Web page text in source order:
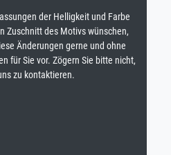
der Helligkeit und Farbe
Zuschnitt des Motivs wünschen,
Änderungen gerne und ohne
für Sie vor. Zögern Sie bitte nicht,
zu kontaktieren.